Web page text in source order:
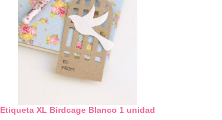
Etiqueta XL Birdcage Blanco 1 unidad